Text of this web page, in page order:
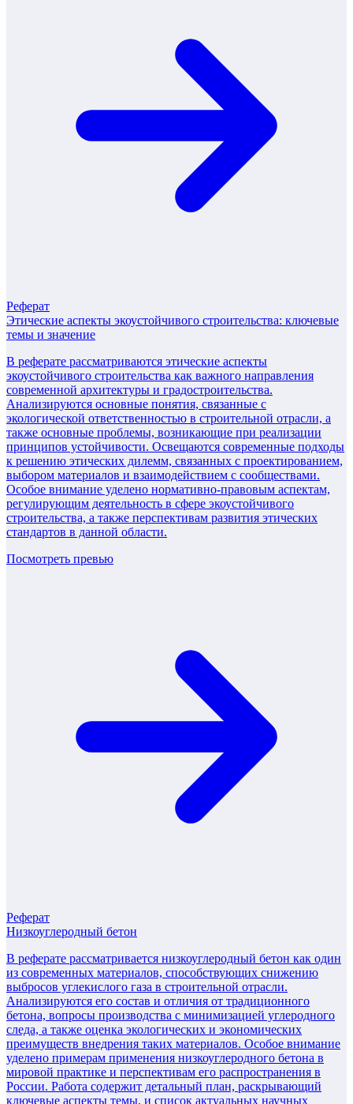
Реферат
Этические аспекты экоустойчивого строительства: ключевые
темы и значение
В реферате рассматриваются этические аспекты
экоустойчивого строительства как важного направления
современной архитектуры и градостроительства.
Анализируются основные понятия, связанные с
экологической ответственностью в строительной отрасли, а
также основные проблемы, возникающие при реализации
принципов устойчивости. Освещаются современные подходы
к решению этических дилемм, связанных с проектированием,
выбором материалов и взаимодействием с сообществами.
Особое внимание уделено нормативно-правовым аспектам,
регулирующим деятельность в сфере экоустойчивого
строительства, а также перспективам развития этических
стандартов в данной области.
Посмотреть превью
Реферат
Низкоуглеродный бетон
В реферате рассматривается низкоуглеродный бетон как один
из современных материалов, способствующих снижению
выбросов углекислого газа в строительной отрасли.
Анализируются его состав и отличия от традиционного
бетона, вопросы производства с минимизацией углеродного
следа, а также оценка экологических и экономических
преимуществ внедрения таких материалов. Особое внимание
уделено примерам применения низкоуглеродного бетона в
мировой практике и перспективам его распространения в
России. Работа содержит детальный план, раскрывающий
ключевые аспекты темы, и список актуальных научных